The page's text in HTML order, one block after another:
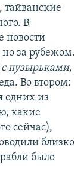
тайванские
В
новости
за рубежом.
пузырьками,
Во втором:
одних из
какие
сейчас),
близко
было